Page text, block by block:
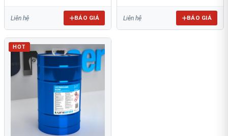
Liên hệ BÁO GIÁ Liên hệ BÁO GIÁ
HOT